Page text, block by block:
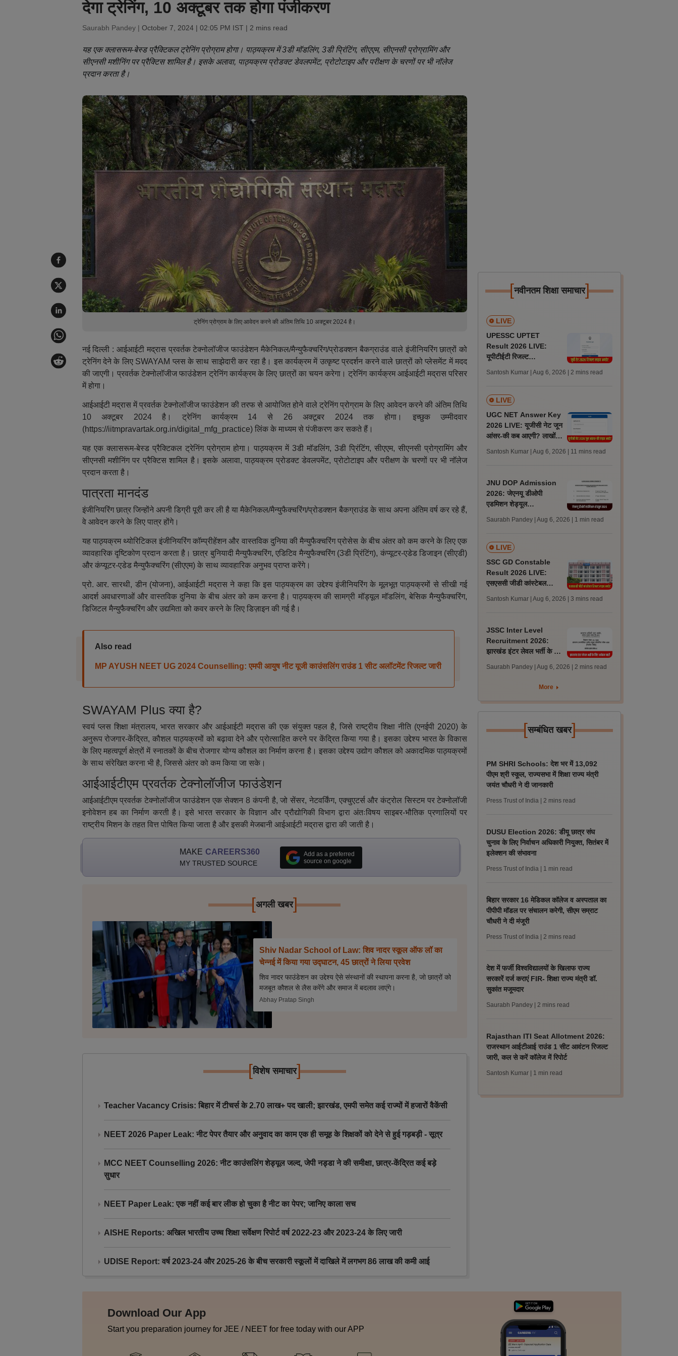
देगा ट्रेनिंग, 10 अक्टूबर तक होगा पंजीकरण
Saurabh Pandey | October 7, 2024 | 02:05 PM IST | 2 mins read
यह एक क्लासरूम-बेस्ड प्रैक्टिकल ट्रेनिंग प्रोग्राम होगा। पाठ्यक्रम में 3डी मॉडलिंग, 3डी प्रिंटिंग, सीएएम, सीएनसी प्रोग्रामिंग और
सीएनसी मशीनिंग पर प्रैक्टिस शामिल है। इसके अलावा, पाठ्यक्रम प्रोडक्ट डेवलपमेंट, प्रोटोटाइप और परीक्षण के चरणों पर भी नॉलेज
प्रदान करता है।
ट्रेनिंग प्रोग्राम के लिए आवेदन करने की अंतिम तिथि 10 अक्टूबर 2024 है।
नई दिल्ली : आईआईटी मद्रास प्रवर्तक टेक्नोलॉजीज फाउंडेशन मैकेनिकल/मैन्युफैक्चरिंग/प्रोडक्शन बैकग्राउंड वाले इंजीनियरिंग छात्रों को
ट्रेनिंग देने के लिए SWAYAM प्लस के साथ साझेदारी कर रहा है। इस कार्यक्रम में उत्कृष्ट प्रदर्शन करने वाले छात्रों को प्लेसमेंट में मदद
की जाएगी। प्रवर्तक टेक्नोलॉजीज फाउंडेशन ट्रेनिंग कार्यक्रम के लिए छात्रों का चयन करेगा। ट्रेनिंग कार्यक्रम आईआईटी मद्रास परिसर
में होगा।
आईआईटी मद्रास में प्रवर्तक टेक्नोलॉजीज फाउंडेशन की तरफ से आयोजित होने वाले ट्रेनिंग प्रोग्राम के लिए आवेदन करने की अंतिम तिथि
10 अक्टूबर 2024 है। ट्रेनिंग कार्यक्रम 14 से 26 अक्टूबर 2024 तक होगा। इच्छुक उम्मीदवार
(https://iitmpravartak.org.in/digital_mfg_practice) लिंक के माध्यम से पंजीकरण कर सकते हैं।
यह एक क्लासरूम-बेस्ड प्रैक्टिकल ट्रेनिंग प्रोग्राम होगा। पाठ्यक्रम में 3डी मॉडलिंग, 3डी प्रिंटिंग, सीएएम, सीएनसी प्रोग्रामिंग और
सीएनसी मशीनिंग पर प्रैक्टिस शामिल है। इसके अलावा, पाठ्यक्रम प्रोडक्ट डेवलपमेंट, प्रोटोटाइप और परीक्षण के चरणों पर भी नॉलेज
प्रदान करता है।
पात्रता मानदंड
इंजीनियरिंग छात्र जिन्होंने अपनी डिग्री पूरी कर ली है या मैकेनिकल/मैन्युफैक्चरिंग/प्रोडक्शन बैकग्राउंड के साथ अपना अंतिम वर्ष कर रहे हैं,
वे आवेदन करने के लिए पात्र होंगे।
यह पाठ्यक्रम थ्योरिटिकल इंजीनियरिंग कॉम्प्रीहेंशन और वास्तविक दुनिया की मैन्युफैक्चरिंग प्रोसेस के बीच अंतर को कम करने के लिए एक
व्यावहारिक दृष्टिकोण प्रदान करता है। छात्र बुनियादी मैन्युफैक्चरिंग, एडिटिव मैन्युफैक्चरिंग (3डी प्रिंटिंग), कंप्यूटर-एडेड डिजाइन (सीएडी)
और कंप्यूटर-एडेड मैन्युफैक्चरिंग (सीएएम) के साथ व्यावहारिक अनुभव प्राप्त करेंगे।
प्रो. आर. सारथी, डीन (योजना), आईआईटी मद्रास ने कहा कि इस पाठ्यक्रम का उद्देश्य इंजीनियरिंग के मूलभूत पाठ्यक्रमों से सीखी गई
आदर्श अवधारणाओं और वास्तविक दुनिया के बीच अंतर को कम करना है। पाठ्यक्रम की सामग्री मॉड्यूल मॉडलिंग, बेसिक मैन्युफैक्चरिंग,
डिजिटल मैन्युफैक्चरिंग और उद्यमिता को कवर करने के लिए डिज़ाइन की गई है।
Also read
MP AYUSH NEET UG 2024 Counselling: एमपी आयुष नीट यूजी काउंसलिंग राउंड 1 सीट अलॉटमेंट रिजल्ट जारी
SWAYAM Plus क्या है?
स्वयं प्लस शिक्षा मंत्रालय, भारत सरकार और आईआईटी मद्रास की एक संयुक्त पहल है, जिसे राष्ट्रीय शिक्षा नीति (एनईपी 2020) के
अनुरूप रोजगार-केंद्रित, कौशल पाठ्यक्रमों को बढ़ावा देने और प्रोत्साहित करने पर केंद्रित किया गया है। इसका उद्देश्य भारत के विकास
के लिए महत्वपूर्ण क्षेत्रों में स्नातकों के बीच रोजगार योग्य कौशल का निर्माण करना है। इसका उद्देश्य उद्योग कौशल को अकादमिक पाठ्यक्रमों
के साथ संरेखित करना भी है, जिससे अंतर को कम किया जा सके।
आईआईटीएम प्रवर्तक टेक्नोलॉजीज फाउंडेशन
आईआईटीएम प्रवर्तक टेक्नोलॉजीज फाउंडेशन एक सेक्शन 8 कंपनी है, जो सेंसर, नेटवर्किंग, एक्चुएटर्स और कंट्रोल सिस्टम पर टेक्नोलॉजी
इनोवेशन हब का निर्माण करती है। इसे भारत सरकार के विज्ञान और प्रौद्योगिकी विभाग द्वारा अंतःविषय साइबर-भौतिक प्रणालियों पर
राष्ट्रीय मिशन के तहत वित्त पोषित किया जाता है और इसकी मेजबानी आईआईटी मद्रास द्वारा की जाती है।
MAKE CAREERS360
MY TRUSTED SOURCE
Add as a preferred
source on google
[अगली खबर]
Shiv Nadar School of Law: शिव नादर स्कूल ऑफ लॉ का
चेन्नई में किया गया उद्घाटन, 45 छात्रों ने लिया प्रवेश
शिव नादर फाउंडेशन का उद्देश्य ऐसे संस्थानों की स्थापना करना है, जो छात्रों को
मजबूत कौशल से लैस करेंगे और समाज में बदलाव लाएंगे।
Abhay Pratap Singh
[विशेष समाचार]
Teacher Vacancy Crisis: बिहार में टीचर्स के 2.70 लाख+ पद खाली; झारखंड, एमपी समेत कई राज्यों में हजारों वैकेंसी
NEET 2026 Paper Leak: नीट पेपर तैयार और अनुवाद का काम एक ही समूह के शिक्षकों को देने से हुई गड़बड़ी - सूत्र
MCC NEET Counselling 2026: नीट काउंसलिंग शेड्यूल जल्द, जेपी नड्डा ने की समीक्षा, छात्र-केंद्रित कई बड़े
सुधार
NEET Paper Leak: एक नहीं कई बार लीक हो चुका है नीट का पेपर; जानिए काला सच
AISHE Reports: अखिल भारतीय उच्च शिक्षा सर्वेक्षण रिपोर्ट वर्ष 2022-23 और 2023-24 के लिए जारी
UDISE Report: वर्ष 2023-24 और 2025-26 के बीच सरकारी स्कूलों में दाखिले में लगभग 86 लाख की कमी आई
[नवीनतम शिक्षा समाचार]
LIVE
UPESSC UPTET
Result 2026 LIVE:
यूपीटीईटी रिजल्ट
जल्द, जानें लेटेस्ट अपडेट,
Santosh Kumar | Aug 6, 2026 | 2 mins read
LIVE
UGC NET Answer Key
2026 LIVE: यूजीसी नेट जून
आंसर-की कब आएगी? लाखों
Santosh Kumar | Aug 6, 2026 | 11 mins read
JNU DOP Admission
2026: जेएनयू डीओपी
एडमिशन शेड्यूल
24 अगस्त को जारी होगी मेरिट
Saurabh Pandey | Aug 6, 2026 | 1 min read
LIVE
SSC GD Constable
Result 2026 LIVE:
एसएससी जीडी कांस्टेबल
लेटेस्ट अपडेट, स्कोरकार्ड लिंक
Santosh Kumar | Aug 6, 2026 | 3 mins read
JSSC Inter Level
Recruitment 2026:
झारखंड इंटर लेवल भर्ती के लिए
Saurabh Pandey | Aug 6, 2026 | 2 mins read
More
[सम्बंधित खबर]
PM SHRI Schools: देश भर में 13,092
पीएम श्री स्कूल, राज्यसभा में शिक्षा राज्य मंत्री
जयंत चौधरी ने दी जानकारी
Press Trust of India | 2 mins read
DUSU Election 2026: डीयू छात्र संघ
चुनाव के लिए निर्वाचन अधिकारी नियुक्त, सितंबर में
इलेक्शन की संभावना
Press Trust of India | 1 min read
बिहार सरकार 16 मेडिकल कॉलेज व अस्पताल का
पीपीपी मॉडल पर संचालन करेगी, सीएम सम्राट
चौधरी ने दी मंजूरी
Press Trust of India | 2 mins read
देश में फर्जी विश्वविद्यालयों के खिलाफ राज्य
सरकारें दर्ज कराएं FIR- शिक्षा राज्य मंत्री डॉ.
सुकांत मजूमदार
Saurabh Pandey | 2 mins read
Rajasthan ITI Seat Allotment 2026:
राजस्थान आईटीआई राउंड 1 सीट आवंटन रिजल्ट
जारी, कल से करें कॉलेज में रिपोर्ट
Santosh Kumar | 1 min read
Download Our App
Start you preparation journey for JEE / NEET for free today with our APP